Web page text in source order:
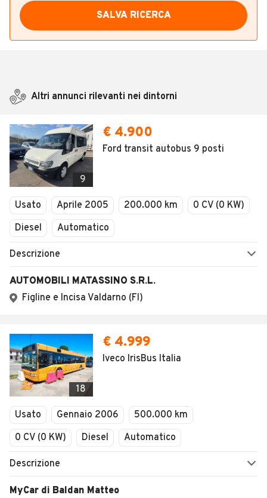
SALVA RICERCA
Altri annunci rilevanti nei dintorni
9
€ 4.900
Ford transit autobus 9 posti
Usato Aprile 2005 200.000 km
0 CV (0 KW)
Diesel
Automatico
Descrizione
AUTOMOBILI MATASSINO S.R.L.
Figline e Incisa Valdarno (FI)
18
€ 4.999
Iveco IrisBus Italia
Usato Gennaio 2006
500.000 km
0 CV (0 KW)
Diesel Automatico
Descrizione
MyCar di Baldan Matteo